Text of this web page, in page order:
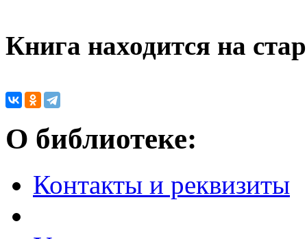
Книга находится на
О библиотеке:
Контакты и реквизиты